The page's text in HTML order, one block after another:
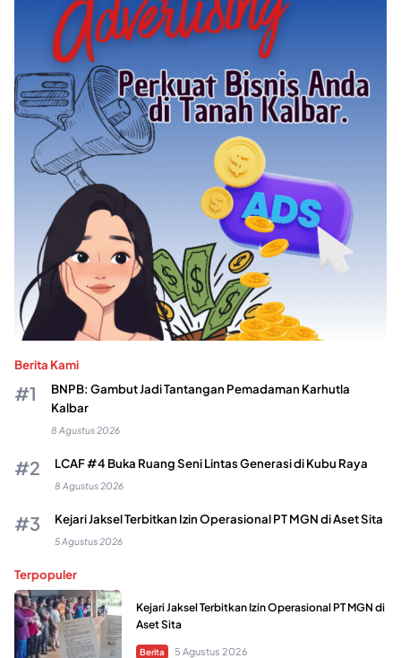
Berita Kami
BNPB: Gambut Jadi Tantangan Pemadaman Karhutla
Kalbar
8 Agustus 2026
LCAF #4 Buka Ruang Seni Lintas Generasi di Kubu Raya
8 Agustus 2026
Kejari Jaksel Terbitkan Izin Operasional PT MGN di Aset Sita
5 Agustus 2026
Terpopuler
Kejari Jaksel Terbitkan Izin Operasional PT MGN di
Aset Sita
Berita 5 Agustus 2026